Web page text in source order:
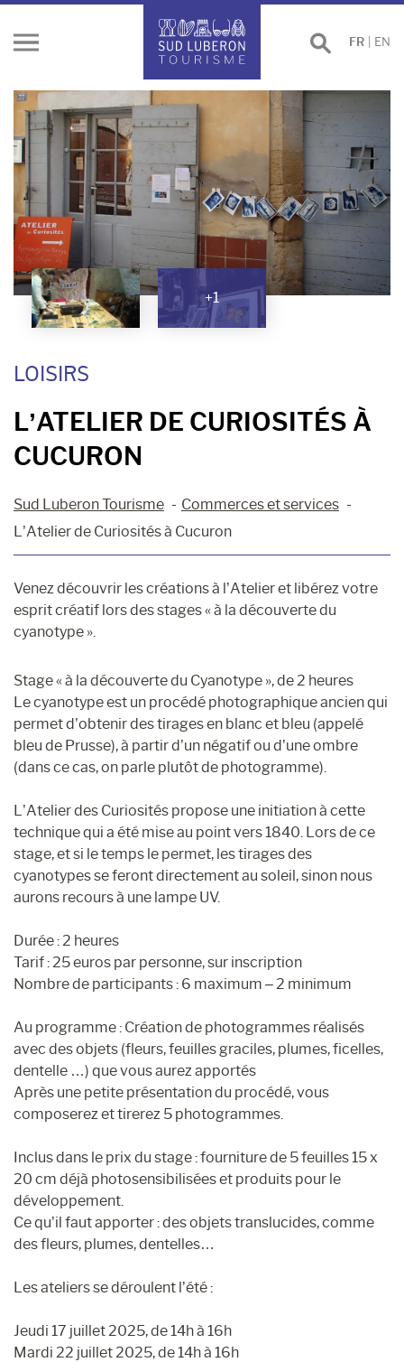
Ouvrir
Effectuer
une
FR EN
+1
LOISIRS
L’ATELIER DE CURIOSITÉS À
CUCURON
Sud Luberon Tourisme
Commerces et services
L’Atelier de Curiosités à Cucuron
Venez découvrir les créations à l’Atelier et libérez votre
esprit créatif lors des stages « à la découverte du
cyanotype ».
Stage « à la découverte du Cyanotype », de 2 heures
Le cyanotype est un procédé photographique ancien qui
permet d’obtenir des tirages en blanc et bleu (appelé
bleu de Prusse), à partir d’un négatif ou d’une ombre
(dans ce cas, on parle plutôt de photogramme).
L’Atelier des Curiosités propose une initiation à cette
technique qui a été mise au point vers 1840. Lors de ce
stage, et si le temps le permet, les tirages des
cyanotypes se feront directement au soleil, sinon nous
aurons recours à une lampe UV.
Durée : 2 heures
Tarif : 25 euros par personne, sur inscription
Nombre de participants : 6 maximum – 2 minimum
Au programme : Création de photogrammes réalisés
avec des objets (fleurs, feuilles graciles, plumes, ficelles,
dentelle …) que vous aurez apportés
Après une petite présentation du procédé, vous
composerez et tirerez 5 photogrammes.
Inclus dans le prix du stage : fourniture de 5 feuilles 15 x
20 cm déjà photosensibilisées et produits pour le
développement.
Ce qu’il faut apporter : des objets translucides, comme
des fleurs, plumes, dentelles…
Les ateliers se déroulent l’été :
Jeudi 17 juillet 2025, de 14h à 16h
Mardi 22 juillet 2025, de 14h à 16h